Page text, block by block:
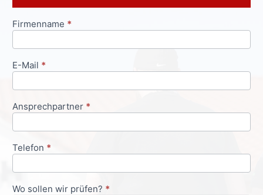
Anfrageformular
Firmenname *
E-Mail *
Ansprechpartner *
Telefon *
Wo sollen wir prüfen? *